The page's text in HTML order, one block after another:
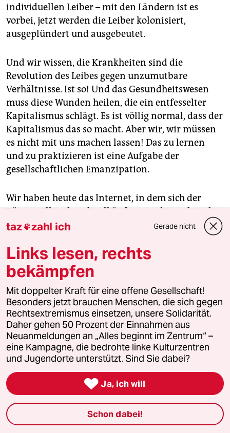
individuellen Leiber – mit den Ländern ist es
vorbei, jetzt werden die Leiber kolonisiert,
ausgeplündert und ausgebeutet.
Und wir wissen, die Krankheiten sind die
Revolution des Leibes gegen unzumutbare
Verhältnisse. Ist so! Und das Gesundheitswesen
muss diese Wunden heilen, die ein entfesselter
Kapitalismus schlägt. Es ist völlig normal, dass der
Kapitalismus das so macht. Aber wir, wir müssen
es nicht mit uns machen lassen! Das zu lernen
und zu praktizieren ist eine Aufgabe der
gesellschaftlichen Emanzipation.
Wir haben heute das Internet, in dem sich der
Bürgerwille sehr schnell äußern und in politische
Macht umsetzen kann. Die Gefahr ist natürlich,
korrumpiert, wie man das hier gegenwärtig in
vielen Patienten-Foren feststellen kann.
Jedenfalls, es muss von unten kommen. Die
Machtausübung der Führungseliten in Politik und
Wirtschaft ist einfach mit einem guten sozialen
Leben nicht vereinbar!
„Dafür braucht man eventuell auch Panzer“
Was wir jetzt erleben, ist die Endphase eines nicht
mehr mit den gesellschaftlichen Interessen zu
vereinbarenden Systems. Und von daher müssen
und werden sich neue Gesundheitskulturen
taz zahl ich Gerade nicht
Links lesen, rechts
bekämpfen
Mit doppelter Kraft für eine offene Gesellschaft!
Besonders jetzt brauchen Menschen, die sich gegen
Rechtsextremismus einsetzen, unsere Solidarität.
Daher gehen 50 Prozent der Einnahmen aus
Neuanmeldungen an „Alles beginnt im Zentrum“ –
eine Kampagne, die bedrohte linke Kulturzentren
und Jugendorte unterstützt. Sind Sie dabei?
 Ja, ich will
Schon dabei!